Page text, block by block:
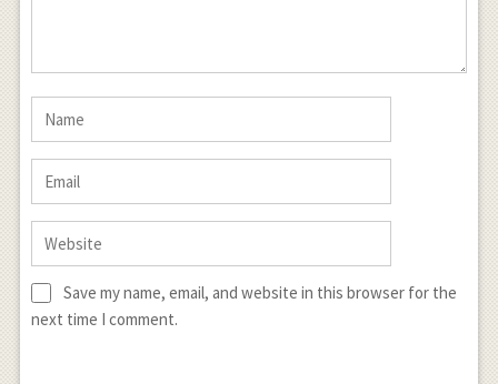
Save my name, email, and website in this browser for the
next time I comment.